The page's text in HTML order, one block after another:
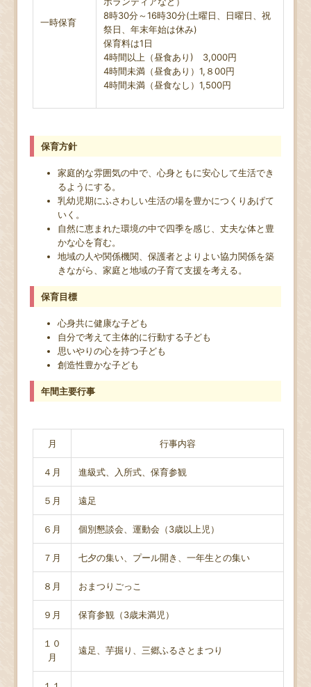
一時保育
8時30分～16時30分(土曜日、日曜日、祝
祭日、年末年始は休み)
保育料は1日
4時間以上（昼食あり) 3,000円
4時間未満（昼食あり）1,８00円
4時間未満（昼食なし）1,500円
保育方針
家庭的な雰囲気の中で、心身ともに安心して生活でき
るようにする。
乳幼児期にふさわしい生活の場を豊かにつくりあげて
いく。
自然に恵まれた環境の中で四季を感じ、丈夫な体と豊
かな心を育む。
地域の人や関係機関、保護者とよりよい協力関係を築
きながら、家庭と地域の子育て支援を考える。
保育目標
心身共に健康な子ども
自分で考えて主体的に行動する子ども
思いやりの心を持つ子ども
創造性豊かな子ども
年間主要行事
月 行事内容
４月 進級式、入所式、保育参観
５月 遠足
６月 個別懇談会、運動会（3歳以上児）
７月 七夕の集い、プール開き、一年生との集い
８月 おまつりごっこ
９月 保育参観（3歳未満児）
１０
月
遠足、芋掘り、三郷ふるさとまつり